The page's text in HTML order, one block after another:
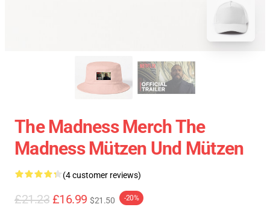
The Madness Merch The
Madness Mützen Und Mützen
(4 customer reviews)
£21.23 £16.99 $21.50 -20%